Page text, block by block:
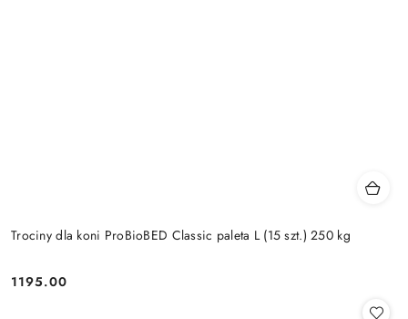
Trociny dla koni ProBioBED Classic paleta L (15 szt.) 250 kg
Cena:
1195.00